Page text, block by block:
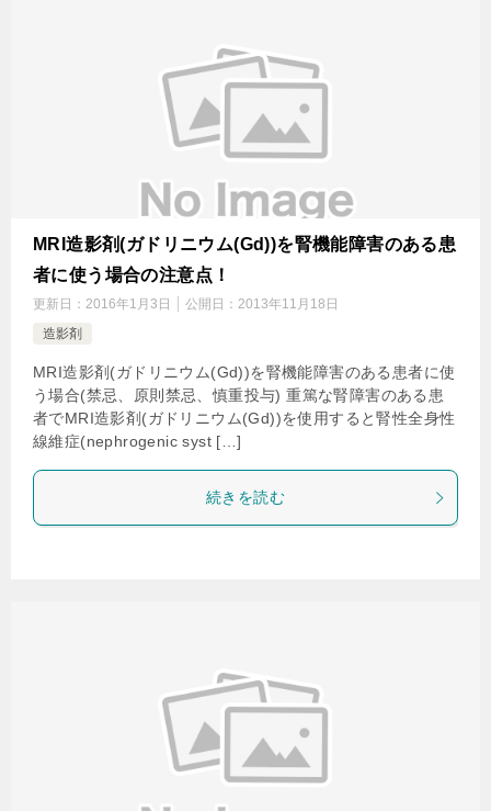
MRI造影剤(ガドリニウム(Gd))を腎機能障害のある患
者に使う場合の注意点！
更新日： 2016年1月3日 公開日： 2013年11月18日
造影剤
MRI造影剤(ガドリニウム(Gd))を腎機能障害のある患者に使
う場合(禁忌、原則禁忌、慎重投与) 重篤な腎障害のある患
者でMRI造影剤(ガドリニウム(Gd))を使用すると腎性全身性
線維症(nephrogenic syst […]
続きを読む